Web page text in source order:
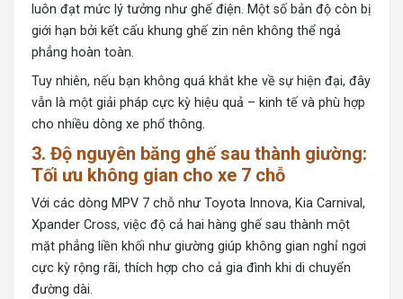
luôn đạt mức lý tưởng như ghế điện. Một số bản độ còn bị
giới hạn bởi kết cấu khung ghế zin nên không thể ngả
phẳng hoàn toàn.
Tuy nhiên, nếu bạn không quá khắt khe về sự hiện đại, đây
vẫn là một giải pháp cực kỳ hiệu quả – kinh tế và phù hợp
cho nhiều dòng xe phổ thông.
3. Độ nguyên băng ghế sau thành giường:
Tối ưu không gian cho xe 7 chỗ
Với các dòng MPV 7 chỗ như Toyota Innova, Kia Carnival,
Xpander Cross, việc độ cả hai hàng ghế sau thành một
mặt phẳng liền khối như giường giúp không gian nghỉ ngơi
cực kỳ rộng rãi, thích hợp cho cả gia đình khi di chuyển
đường dài.